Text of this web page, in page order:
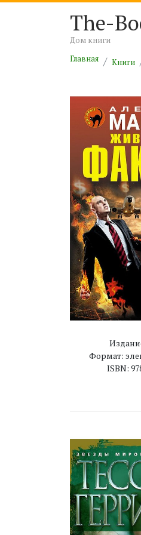
The-
Дом книги
Главная
Книги
Формат:
ISBN: